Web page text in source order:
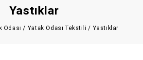
Yastıklar
Odası / Yatak Odası Tekstili / Yastıklar